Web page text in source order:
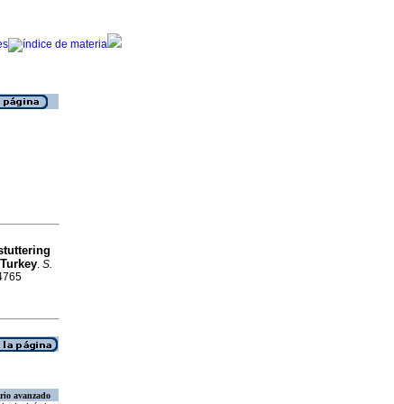
. S.
avanzado